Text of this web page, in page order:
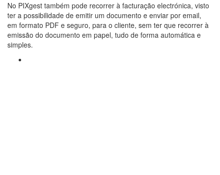
No PIXgest também pode recorrer à facturação electrónica, visto
ter a possibilidade de emitir um documento e enviar por email,
em formato PDF e seguro, para o cliente, sem ter que recorrer à
emissão do documento em papel, tudo de forma automática e
simples.